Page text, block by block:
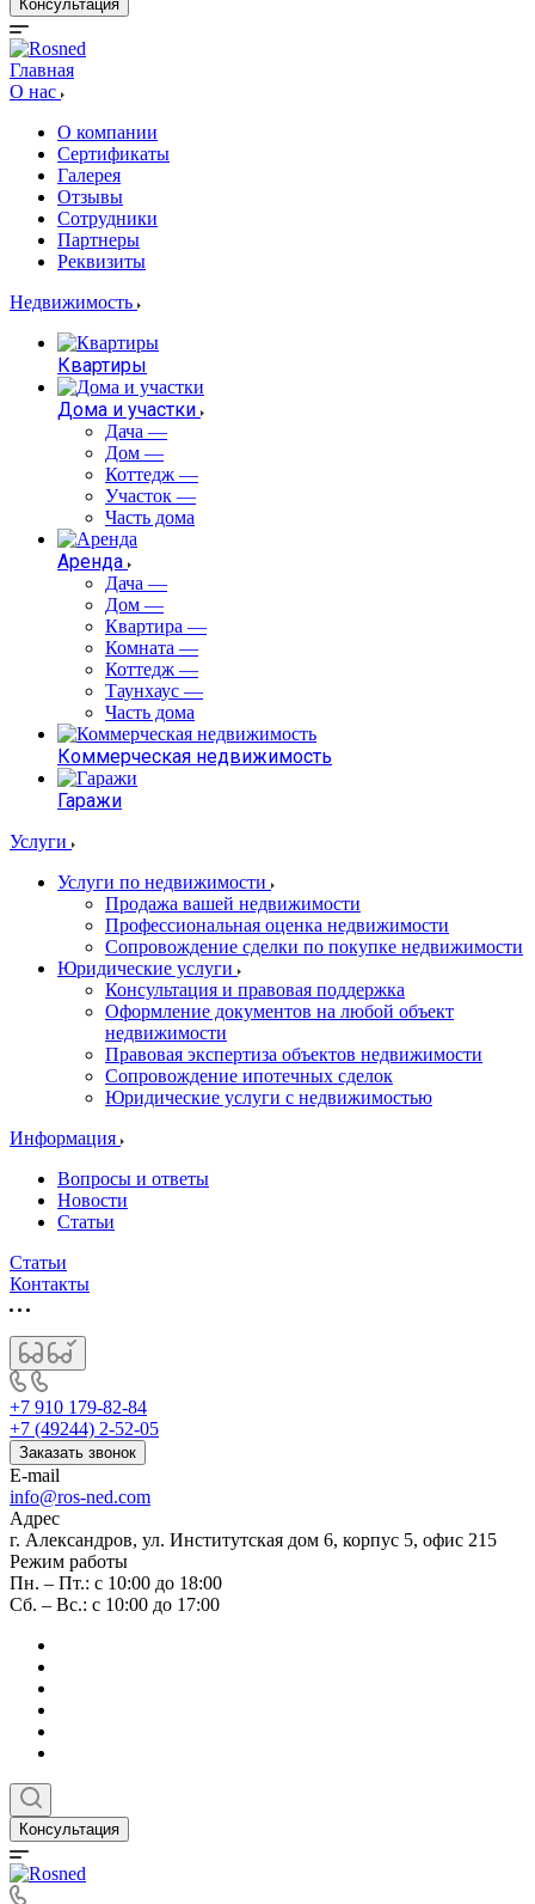
Консультация
Главная
О нас
О компании
Сертификаты
Галерея
Отзывы
Сотрудники
Партнеры
Реквизиты
Недвижимость
Квартиры
Дома и участки
Дача —
Дом —
Коттедж —
Участок —
Часть дома
Аренда
Дача —
Дом —
Квартира —
Комната —
Коттедж —
Таунхаус —
Часть дома
Коммерческая недвижимость
Гаражи
Услуги
Услуги по недвижимости
Продажа вашей недвижимости
Профессиональная оценка недвижимости
Сопровождение сделки по покупке недвижимости
Юридические услуги
Консультация и правовая поддержка
Оформление документов на любой объект
недвижимости
Правовая экспертиза объектов недвижимости
Сопровождение ипотечных сделок
Юридические услуги с недвижимостью
Информация
Вопросы и ответы
Новости
Статьи
Статьи
Контакты
+7 910 179-82-84
+7 (49244) 2-52-05
Заказать звонок
E-mail
info@ros-ned.com
Адрес
г. Александров, ул. Институтская дом 6, корпус 5, офис 215
Режим работы
Пн. – Пт.: с 10:00 до 18:00
Сб. – Вс.: с 10:00 до 17:00
Консультация